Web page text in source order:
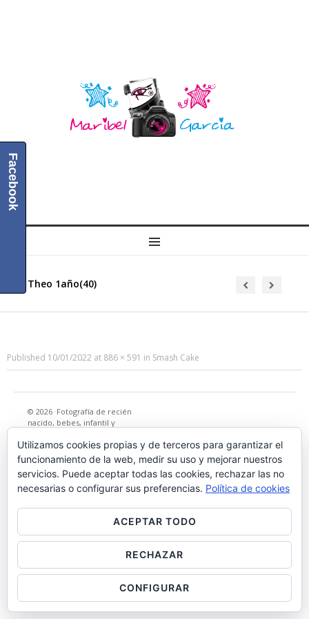
MENU
Theo 1año(40)
Published 10/01/2022 at 886 × 591 in Smash Cake
© 2026 Fotografía de recién
nacido, bebes, infantil y
Facebook
Utilizamos cookies propias y de terceros para garantizar el
funcionamiento de la web, medir su uso y mejorar nuestros
servicios. Puede aceptar todas las cookies, rechazar las no
necesarias o configurar sus preferencias. Política de cookies
ACEPTAR TODO
RECHAZAR
CONFIGURAR